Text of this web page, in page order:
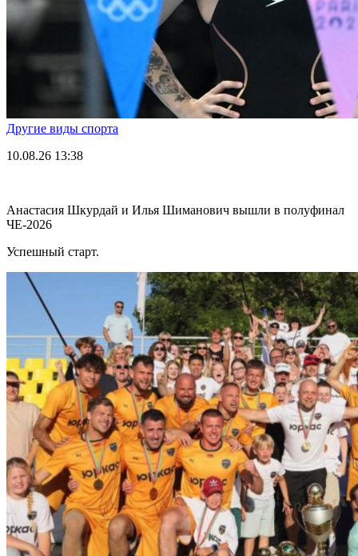
Другие виды спорта
10.08.26 13:38
Анастасия Шкурдай и Илья Шиманович вышли в полуфинал
ЧЕ-2026
Успешный старт.